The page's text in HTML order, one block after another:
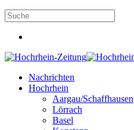
Nachrichten
Hochrhein
Aargau/Schaffhausen
Lörrach
Basel